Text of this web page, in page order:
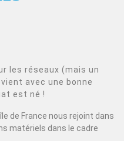
les réseaux (mais un
avec une bonne
est né !
de France nous rejoint dans
matériels dans le cadre